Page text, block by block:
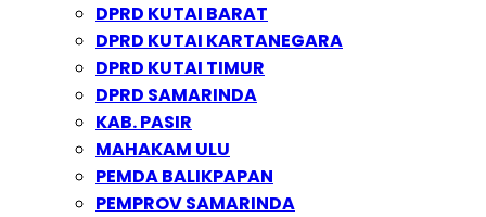
DPRD KUTAI BARAT
DPRD KUTAI KARTANEGARA
DPRD KUTAI TIMUR
DPRD SAMARINDA
KAB. PASIR
MAHAKAM ULU
PEMDA BALIKPAPAN
PEMPROV SAMARINDA